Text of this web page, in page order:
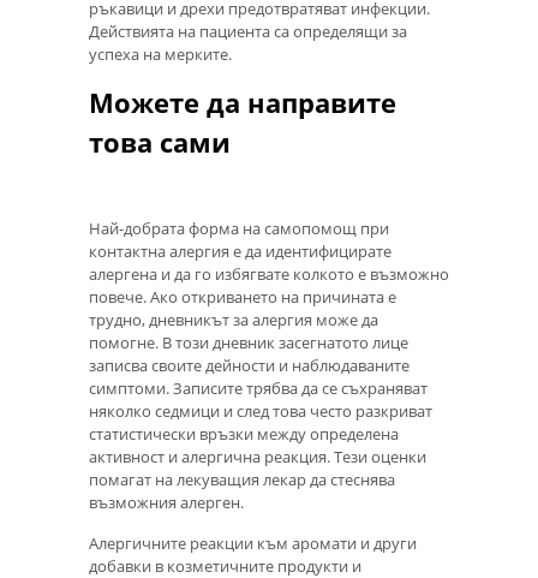
ръкавици и дрехи предотвратяват инфекции.
Действията на пациента са определящи за
успеха на мерките.
Можете да направите
това сами
Най-добрата форма на самопомощ при
контактна алергия е да идентифицирате
алергена и да го избягвате колкото е възможно
повече. Ако откриването на причината е
трудно, дневникът за алергия може да
помогне. В този дневник засегнатото лице
записва своите дейности и наблюдаваните
симптоми. Записите трябва да се съхраняват
няколко седмици и след това често разкриват
статистически връзки между определена
активност и алергична реакция. Тези оценки
помагат на лекуващия лекар да стеснява
възможния алерген.
Алергичните реакции към аромати и други
добавки в козметичните продукти и